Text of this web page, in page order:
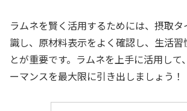
ラムネを賢く活用するためには、摂取
識し、原材料表示をよく確認し、生活習
とが重要です。ラムネを上手に活用して
ーマンスを最大限に引き出しましょう！